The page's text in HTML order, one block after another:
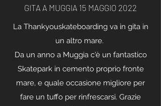
GITA A MUGGIA 15 MAGGIO 2022
La Thankyouskateboarding va in gita in
un altro mare.
Da un anno a Muggia c'è un fantastico
Skatepark in cemento proprio fronte
mare, e quale occasione migliore per
fare un tuffo per rinfrescarsi. Grazie